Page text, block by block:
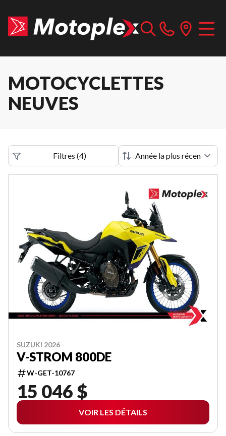
MOTOCYCLETTES
NEUVES
Filtres (4)
SUZUKI 2026
V-STROM 800DE
W-GET-10767
15 046 $
VOIR LES DÉTAILS